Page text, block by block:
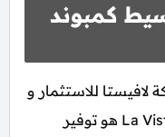
كمبوند
لافيستا للاستثمار و
التطوير العقاري La Vista Developments هو توفير